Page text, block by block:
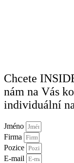
Chcete
nám na Vás
individuální
Jméno
Firma
Pozice
E-mail